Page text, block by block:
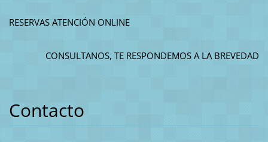
RESERVAS ATENCIÓN ONLINE
CONSULTANOS, TE RESPONDEMOS A LA BREVEDAD
Contacto